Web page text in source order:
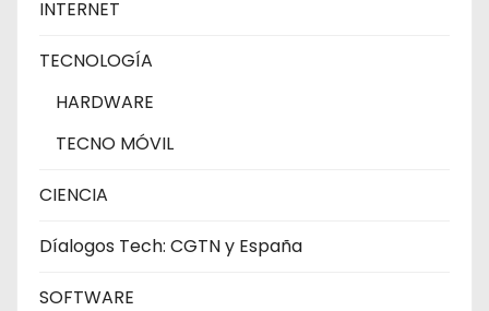
INTERNET
TECNOLOGÍA
HARDWARE
TECNO MÓVIL
CIENCIA
Díalogos Tech: CGTN y España
SOFTWARE